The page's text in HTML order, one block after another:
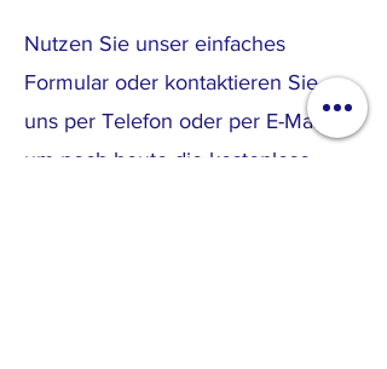
Nutzen Sie unser einfaches
Formular oder kontaktieren Sie
uns per Telefon oder per E-Mail,
um noch heute die kostenlose